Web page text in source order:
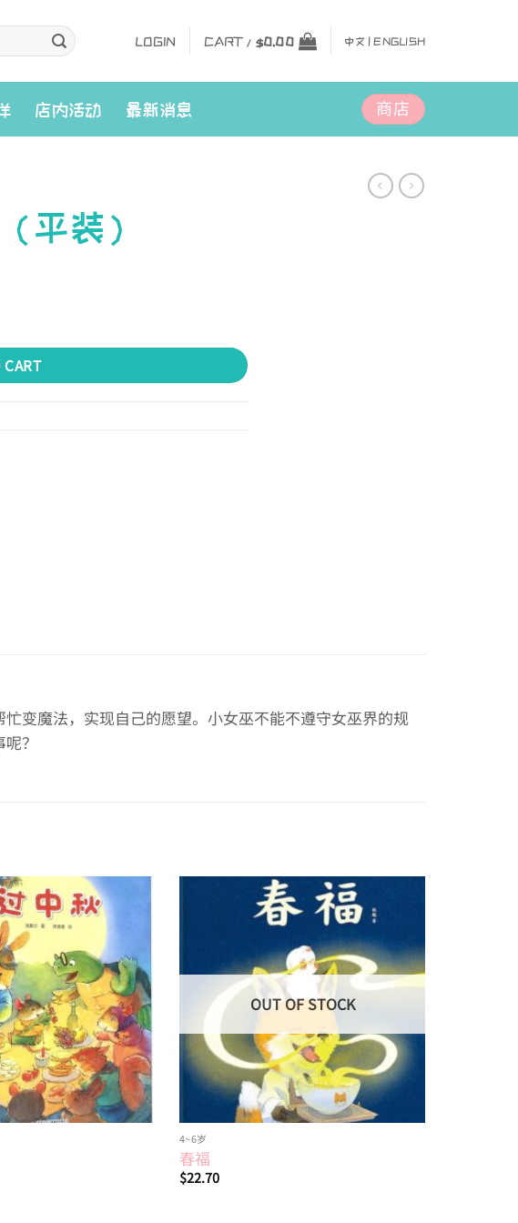
LOGIN CART / $0.00 中文 | ENGLISH
店内活动 最新消息 商店
平装）
CART
变魔法，实现自己的愿望。小女巫不能不遵守女巫界的规
？
OUT OF STOCK
4~6岁
春福
$22.70